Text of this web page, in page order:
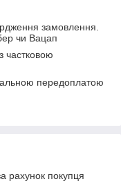
замовлення.
чи Вацап
частковою
передоплатою
рахунок покупця